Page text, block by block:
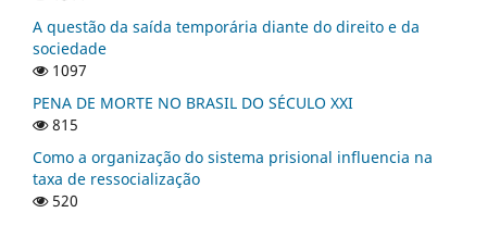
A questão da saída temporária diante do direito e da
sociedade
1097
PENA DE MORTE NO BRASIL DO SÉCULO XXI
815
Como a organização do sistema prisional influencia na
taxa de ressocialização
520